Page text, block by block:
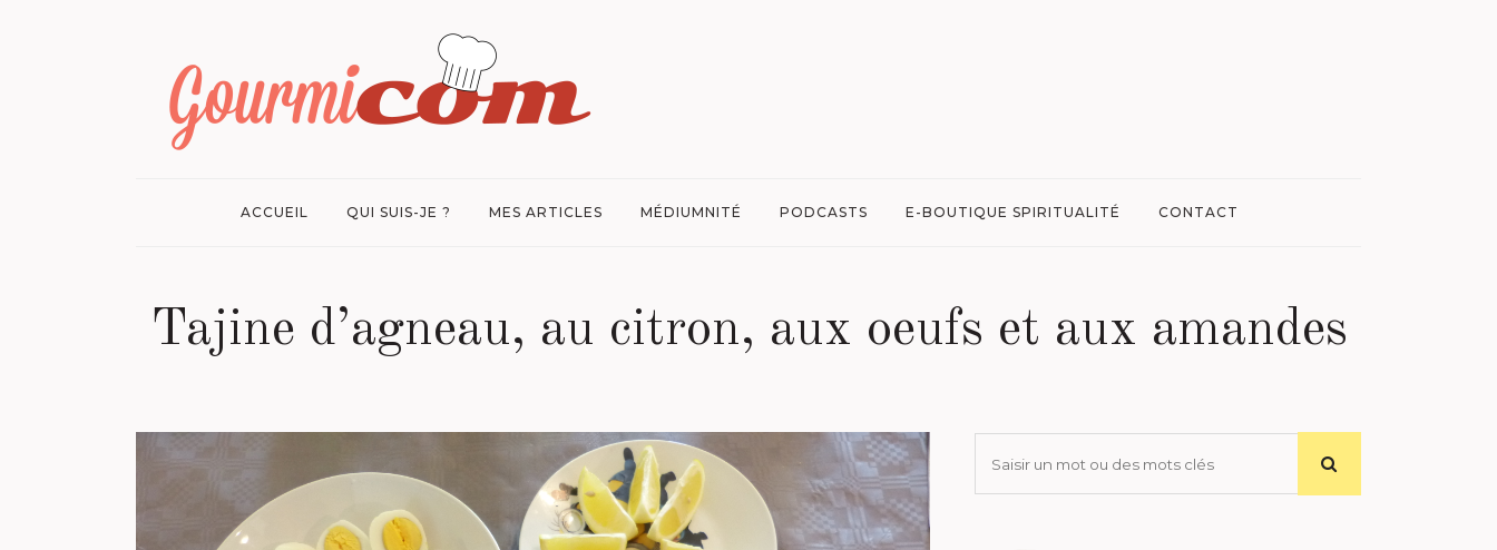
ACCUEIL QUI SUIS-JE ? MES ARTICLES MÉDIUMNITÉ PODCASTS E-BOUTIQUE SPIRITUALITÉ CONTACT
Tajine d’agneau, au citron, aux oeufs et aux amandes